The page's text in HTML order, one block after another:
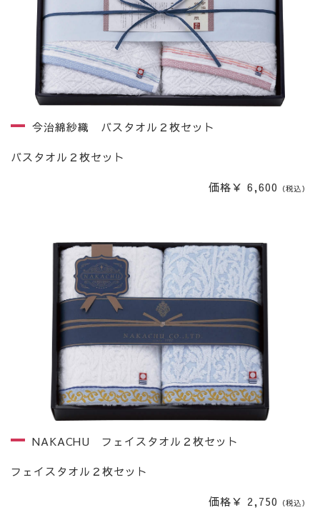
今治綿紗織 バスタオル２枚セット
バスタオル２枚セット
価格￥ 6,600 （税込）
NAKACHU フェイスタオル２枚セット
フェイスタオル２枚セット
価格￥ 2,750 （税込）